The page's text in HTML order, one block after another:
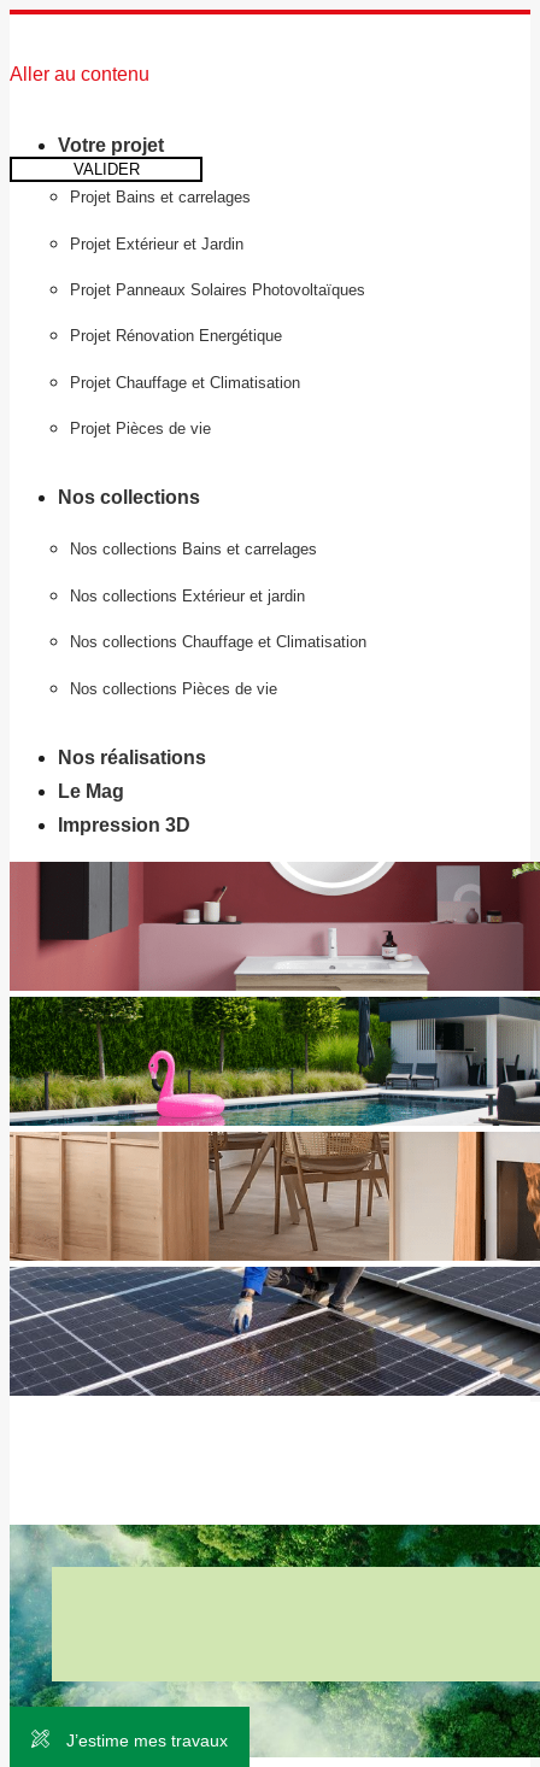
Aller au contenu
Votre projet
Projet Bains et carrelages
Projet Extérieur et Jardin
Projet Panneaux Solaires Photovoltaïques
Projet Rénovation Energétique
Projet Chauffage et Climatisation
Projet Pièces de vie
Nos collections
Nos collections Bains et carrelages
Nos collections Extérieur et jardin
Nos collections Chauffage et Climatisation
Nos collections Pièces de vie
Nos réalisations
Le Mag
Impression 3D
J’estime mes travaux
VALIDER